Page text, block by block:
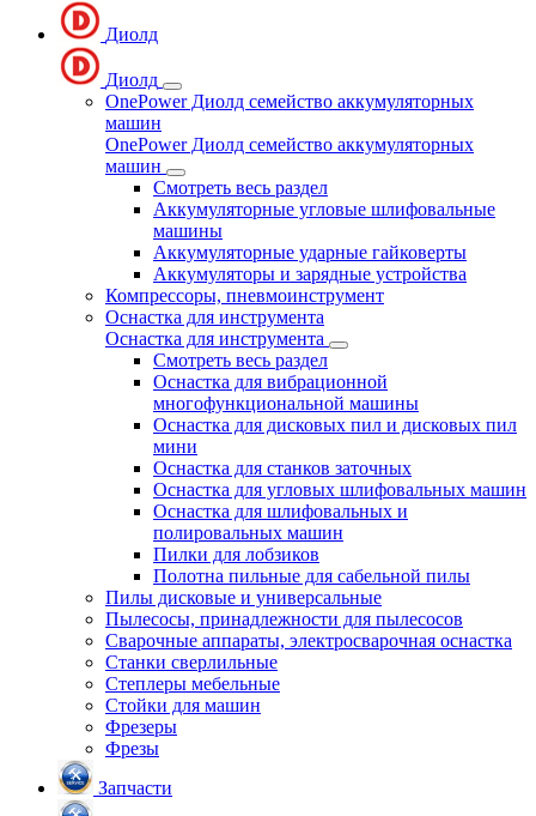
Диолд
Диолд
OnePower Диолд семейство аккумуляторных
машин
OnePower Диолд семейство аккумуляторных
машин
Смотреть весь раздел
Аккумуляторные угловые шлифовальные
машины
Аккумуляторные ударные гайковерты
Аккумуляторы и зарядные устройства
Компрессоры, пневмоинструмент
Оснастка для инструмента
Оснастка для инструмента
Смотреть весь раздел
Оснастка для вибрационной
многофункциональной машины
Оснастка для дисковых пил и дисковых пил
мини
Оснастка для станков заточных
Оснастка для угловых шлифовальных машин
Оснастка для шлифовальных и
полировальных машин
Пилки для лобзиков
Полотна пильные для сабельной пилы
Пилы дисковые и универсальные
Пылесосы, принадлежности для пылесосов
Сварочные аппараты, электросварочная оснастка
Станки сверлильные
Степлеры мебельные
Стойки для машин
Фрезеры
Фрезы
Запчасти